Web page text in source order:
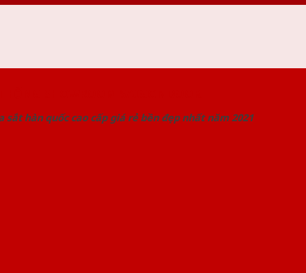
sắt hàn quốc cao cấp giá rẻ bền đẹp nhất năm 2021